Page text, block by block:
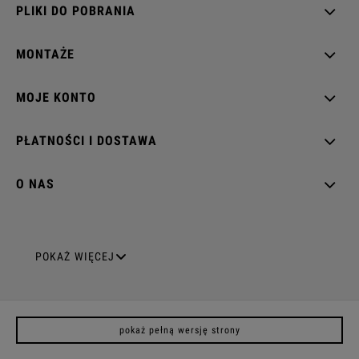
PLIKI DO POBRANIA
MONTAŻE
MOJE KONTO
PŁATNOŚCI I DOSTAWA
O NAS
GNIAZDA ELEKTRYCZNE
Gniazda podwójne z uziemieniem
POKAŻ WIĘCEJ
pokaż pełną wersję strony